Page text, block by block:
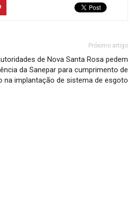
Próximo artigo
de Nova Santa Rosa pedem
da Sanepar para cumprimento de
na implantação de sistema de esgoto